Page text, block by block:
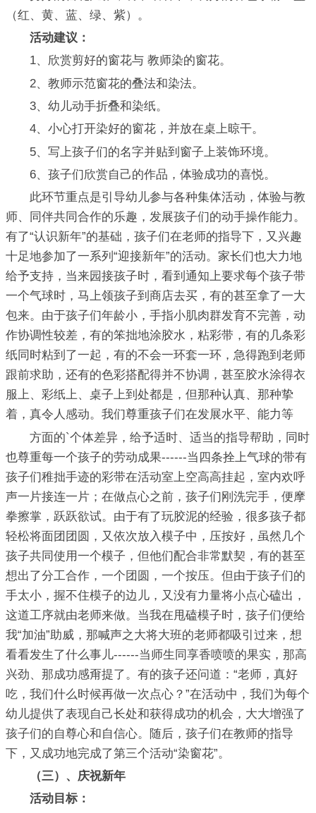
（红、黄、蓝、绿、紫）。
活动建议：
1、欣赏剪好的窗花与 教师染的窗花。
2、教师示范窗花的叠法和染法。
3、幼儿动手折叠和染纸。
4、小心打开染好的窗花，并放在桌上晾干。
5、写上孩子们的名字并贴到窗子上装饰环境。
6、孩子们欣赏自己的作品，体验成功的喜悦。
此环节重点是引导幼儿参与各种集体活动，体验与教
师、同伴共同合作的乐趣，发展孩子们的动手操作能力。
有了“认识新年”的基础，孩子们在老师的指导下，又兴趣
十足地参加了一系列“迎接新年”的活动。家长们也大力地
给予支持，当来园接孩子时，看到通知上要求每个孩子带
一个气球时，马上领孩子到商店去买，有的甚至拿了一大
包来。由于孩子们年龄小，手指小肌肉群发育不完善，动
作协调性较差，有的笨拙地涂胶水，粘彩带，有的几条彩
纸同时粘到了一起，有的不会一环套一环，急得跑到老师
跟前求助，还有的色彩搭配得并不协调，甚至胶水涂得衣
服上、彩纸上、桌子上到处都是，但那种认真、那种挚
着，真令人感动。我们尊重孩子们在发展水平、能力等
方面的`个体差异，给予适时、适当的指导帮助，同时
也尊重每一个孩子的劳动成果------当四条拴上气球的带有
孩子们稚拙手迹的彩带在活动室上空高高挂起，室内欢呼
声一片接连一片；在做点心之前，孩子们刚洗完手，便摩
拳擦掌，跃跃欲试。由于有了玩胶泥的经验，很多孩子都
轻松将面团团圆，又依次放入模子中，压按好，虽然几个
孩子共同使用一个模子，但他们配合非常默契，有的甚至
想出了分工合作，一个团圆，一个按压。但由于孩子们的
手太小，握不住模子的边儿，又没有力量将小点心磕出，
这道工序就由老师来做。当我在甩磕模子时，孩子们便给
我“加油”助威，那喊声之大将大班的老师都吸引过来，想
看看发生了什么事儿------当师生同享香喷喷的果实，那高
兴劲、那成功感甭提了。有的孩子还问道：“老师，真好
吃，我们什么时候再做一次点心？”在活动中，我们为每个
幼儿提供了表现自己长处和获得成功的机会，大大增强了
孩子们的自尊心和自信心。随后，孩子们在教师的指导
下，又成功地完成了第三个活动“染窗花”。
（三）、庆祝新年
活动目标：